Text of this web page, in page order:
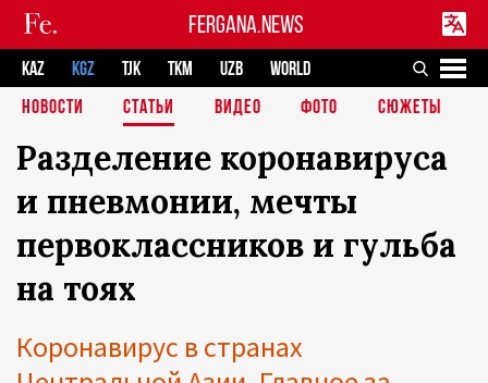
FERGANA.NEWS
KAZ KGZ TJK TKM UZB
WORLD
НОВОСТИ
СТАТЬИ ВИДЕО ФОТО СЮЖЕТЫ
Разделение коронавируса
и пневмонии, мечты
первоклассников и гульба
на тоях
Коронавирус в странах